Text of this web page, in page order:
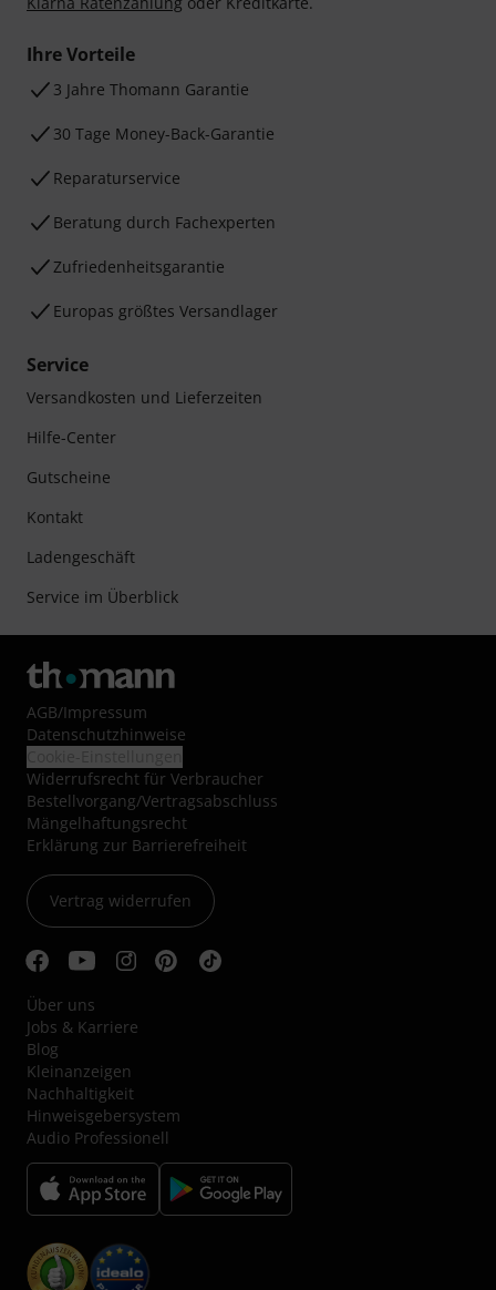
Ihre Vorteile
3 Jahre Thomann Garantie
30 Tage Money-Back-Garantie
Reparaturservice
Beratung durch Fachexperten
Zufriedenheitsgarantie
Europas größtes Versandlager
Service
Versandkosten und Lieferzeiten
Hilfe-Center
Gutscheine
Kontakt
Ladengeschäft
Service im Überblick
AGB/Impressum
Datenschutzhinweise
Widerrufsrecht für Verbraucher
Bestellvorgang/Vertragsabschluss
Mängelhaftungsrecht
Erklärung zur Barrierefreiheit
Vertrag widerrufen
Über uns
Jobs & Karriere
Blog
Kleinanzeigen
Nachhaltigkeit
Hinweisgebersystem
Audio Professionell